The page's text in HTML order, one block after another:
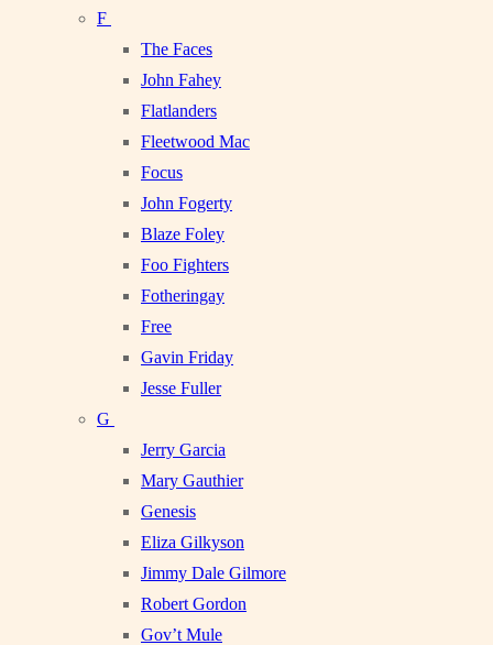
F
The Faces
John Fahey
Flatlanders
Fleetwood Mac
Focus
John Fogerty
Blaze Foley
Foo Fighters
Fotheringay
Free
Gavin Friday
Jesse Fuller
G
Jerry Garcia
Mary Gauthier
Genesis
Eliza Gilkyson
Jimmy Dale Gilmore
Robert Gordon
Gov’t Mule